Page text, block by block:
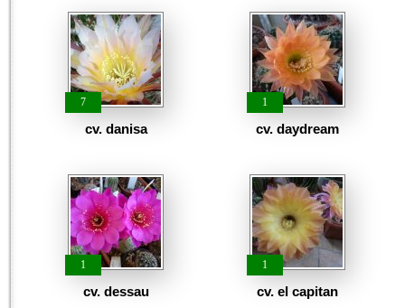
7
cv. danisa
1
cv. daydream
1
cv. dessau
1
cv. el capitan